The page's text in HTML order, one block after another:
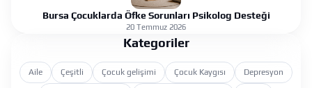
Bursa Çocuklarda Öfke Sorunları Psikolog Desteği
20 Temmuz 2026
Kategoriler
Aile Çeşitli Çocuk gelişimi Çocuk Kaygısı Depresyon